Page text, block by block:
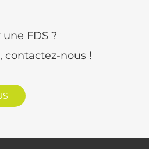
FDS ?
contactez-nous !